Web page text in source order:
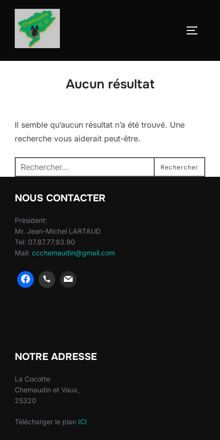
Aller
contenu
Aucun résultat
Il semble qu’aucun résultat n’a été trouvé. Une
recherche vous aiderait peut-être.
Recherche
pour :
Rechercher
NOUS CONTACTER
Président:
Mr. Jean-Michel LARTAUD
Tel: 07.87.77.93.90
Mail: ccchemaudin@gmail.com
NOTRE ADRESSE
La Cocotte
Chemaudin et Vaux,
25320
Télécharger le plan ICI